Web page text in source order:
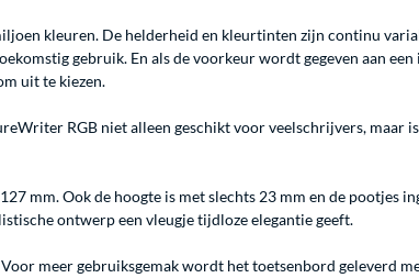
kleuren. De helderheid en kleurtinten zijn continu
gebruik. En als de voorkeur wordt gegeven aan
uit te kiezen.
RGB niet alleen geschikt voor veelschrijvers, maar
mm. Ook de hoogte is met slechts 23 mm en de pootjes
ontwerp een vleugje tijdloze elegantie geeft.
meer gebruiksgemak wordt het toetsenbord geleverd